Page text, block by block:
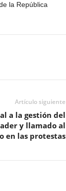
la República
Artículo siguiente
a la gestión del
y llamado al
en las protestas